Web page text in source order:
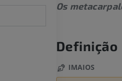
Os
Definição
IMAIOS